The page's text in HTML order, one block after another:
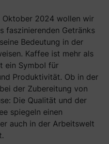
Oktober 2024 wollen wir
faszinierenden Getränks
Bedeutung in der
Kaffee ist mehr als
ein Symbol für
Produktivität. Ob in der
der Zubereitung von
Die Qualität und der
spiegeln einen
auch in der Arbeitswelt